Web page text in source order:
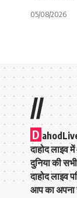
05/08/2026
//
D ahodLive
दाहोद लाइव
दुनिया की
दाहोद लाइव
आप का अपना